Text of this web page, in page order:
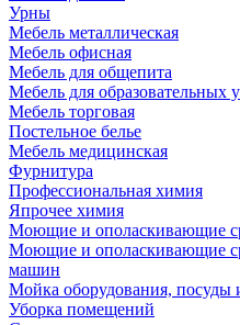
Урны
Мебель металлическая
Мебель офисная
Мебель для общепита
Мебель для образовательных
Мебель торговая
Постельное белье
Мебель медицинская
Фурнитура
Профессиональная химия
Япрочее химия
Моющие и ополаскивающие
Моющие и ополаскивающие
машин
Мойка оборудования, посуды
Уборка помещений